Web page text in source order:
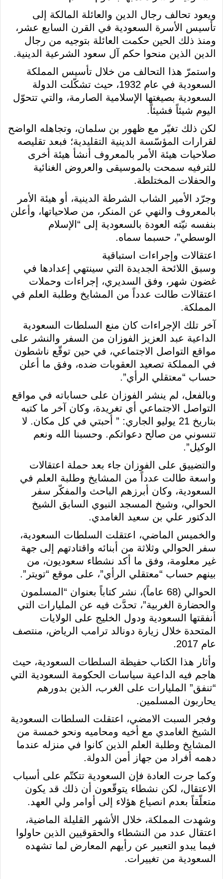
ويعود تحالف رجال الدين والعائلة المالكة إلى
تأسيس الأسرة السعودية في القرن السابع عشر،
ومنذ ذلك الحين حكمت العائلة بتوجيه من رجال
الدين الذين منحوا حكم آل سعود الشرعية الدينية.
واستمرّ هذا التحالف من خلال تأسيس المملكة
السعودية في عام 1932، حيث تشكّلت الدولة
السعودية بصيغتها الإسلامية الصارمة، والتي تتحوّل
اليوم شيئاً فشيئاً.
لكن ذلك تغيّر مع ظهور بن سلمان، وتجاهله الواضح
لقرارات المؤسّسة الدينية التقليدية؛ فبعد تقليصه
صلاحيات هيئة الأمر بالمعروف أنشأ هيئة أخرى
للترفيه سمحت بالموسيقى والعروض الغنائية
والحفلات المختلطة.
وجرّد الأمير الشاب الشرطة الدينية، أو هيئة الأمر
بالمعروف والنهي عن المنكر، من صلاحياتها، وأعلن
بنفسه نيّته العودة بالسعودية إلى “الإسلام
الوسطي”، حسبما سماه.
اعتقالات وإجراءات استباقية
وسبق اللائحة الجديدة التي سينتهي إعدادها في
غضون شهر، وفق السديري، إجراءات وحملات
اعتقالات طالت عدداً من المشايخ وطلبة العلم في
المملكة.
آخر تلك الإجراءات كان منع السلطات السعودية
الداعية عبد العزيز الفوزان من السفر والنشر على
مواقع التواصل الاجتماعي، في حين توقّع ناشطون
في المملكة تصعيد العقوبات ضده، وفق ما أعلن
حساب “معتقلي الرأي”.
وبالفعل، لم ينشر الفوزان على حساباته في مواقع
التواصل الاجتماعي أي تغريدة، وكان آخر ما كتبه
بتاريخ 21 يوليو الجاري: ” أحبتي في كل مكان. لا
تنسوني من صالح دعواتكم. وحسبنا الله ونعم
الوكيل”.
والتضييق على الفوزان جاء بعد حملة اعتقالات
واسعة طالت عدداً من المشايخ وطلبة العلم في
السعودية، وكان أبرزهم الباحث والمفكّر سفر
الحوالي، وشيخ المسجد النبوي السابق الشيخ
الدكتور علي بن سعيد الغامدي.
والخميس الماضي، اعتقلت السلطات السعودية،
سفر الحوالي وثلاثة من أبنائه واقتادتهم إلى جهة
غير معلومة، وفق ما أكد نشطاء سعوديون، من
بينهم حساب “معتقلي الرأي”، على موقع “تويتر”.
الحوالي (68 عاماً)، نشر كتاباً بعنوان “المسلمون
والحضارة الغربية”، تحدَّث فيه عن المليارات التي
أنفقتها السعودية ودول الخليج على الولايات
المتحدة خلال زيارة دونالد ترامب الرياض، منتصف
عام 2017.
وأثار هذا الكتاب حفيظة السلطات السعودية، حيث
هاجم فيه الداعية سياسات الحكومة السعودية التي
“تنفق” المليارات على الغرب، الذين بدورهم
يحاربون المسلمين.
وفجر السبت الامضي، اعتقلت السلطات السعودية
الشيخ الغامدي مع أخيه ومحاميه ونحو خمسة من
المشايخ وطلبة العلم الذين كانوا في منزله عندما
دهمه أفراد من جهاز أمن الدولة.
وكما جرت العادة فإن السعودية تتكتّم على أسباب
الاعتقال، لكن نشطاء يتوقّعون أن ذلك قد يكون
متعلّقاً بعدم انصياع هؤلاء إلى أوامر ولي العهد.
وشهدت المملكة، خلال الأشهر القليلة الماضية،
اعتقال عدد من النشطاء والحقوقيين الذين حاولوا
فيما يبدو التعبير عن رأيهم المعارض لما تشهده
السعودية من تغييرات.